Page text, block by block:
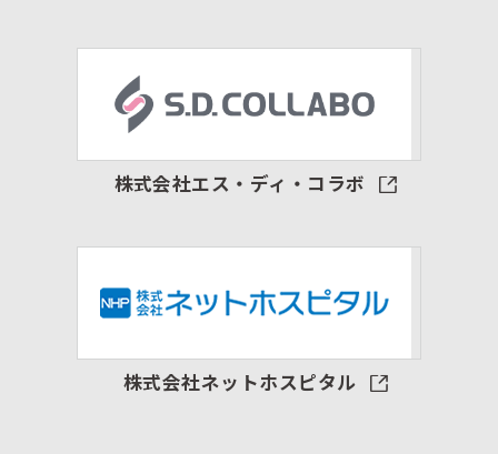
株式会社エス・ディ・コラボ
株式会社ネットホスピタル